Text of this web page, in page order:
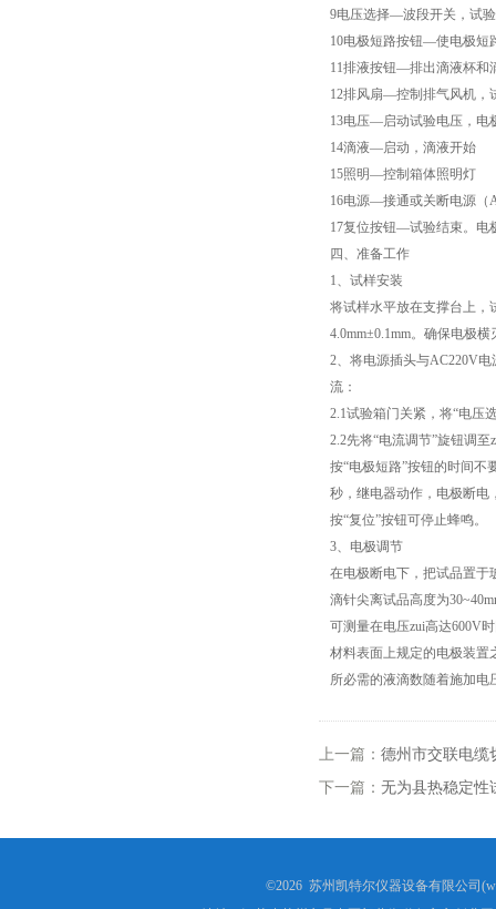
9电压选择—波段开关，试
10电极短路按钮—使电极短
11排液按钮—排出滴液杯和
12排风扇—控制排气风机，
13电压—启动试验电压，电
14滴液—启动，滴液开始
15照明—控制箱体照明灯
16电源—接通或关断电源（
17复位按钮—试验结束。电
四、准备工作
1、试样安装
将试样水平放在支撑台上，
4.0mm±0.1mm。确保电极
2、将电源插头与AC220V
流：
2.1试验箱门关紧，将“电压
2.2先将“电流调节”旋钮调
按“电极短路”按钮的时间不
秒，继电器动作，电极断电
按“复位”按钮可停止蜂鸣。
3、电极调节
在电极断电下，把试品置于
滴针尖离试品高度为
可测量在电压zui高达600V
材料表面上规定的电极装置
所必需的液滴数随着施加
上一篇： 德州市交联电缆
下一篇： 无为县热稳定性
©2026 苏州凯特尔仪器设备有限公司